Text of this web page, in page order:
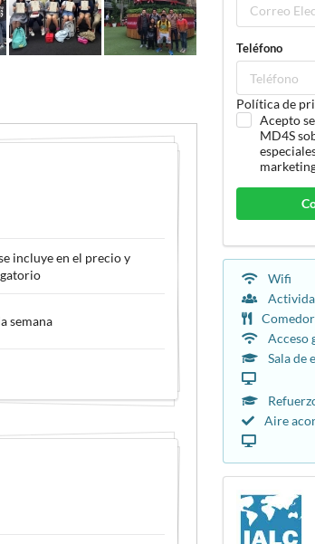
incluye en el precio y
semana
Teléfono
Política de
Acepto
MD4S
Wifi
Comedor
Acceso
Sala de
Aire